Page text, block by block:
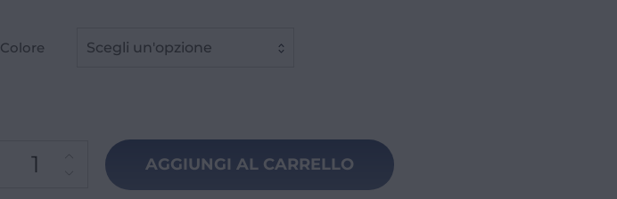
Colore Scegli un'opzione
AGGIUNGI AL CARRELLO